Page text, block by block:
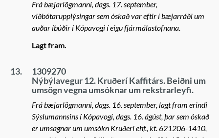
Frá bæjarlögmanni, dags. 17. september,
viðbótarupplýsingar sem óskað var eftir í bæjarráði um
auðar íbúðir í Kópavogi í eigu fjármálastofnana.
Lagt fram.
13.
1309270
Nýbýlavegur 12. Kruðerí Kaffitárs. Beiðni um
umsögn vegna umsóknar um rekstrarleyfi.
Frá bæjarlögmanni, dags. 16. september, lagt fram erindi
Sýslumannsins í Kópavogi, dags. 16. ágúst, þar sem óskað
er umsagnar um umsókn Kruðerí ehf., kt. 621206-1410,